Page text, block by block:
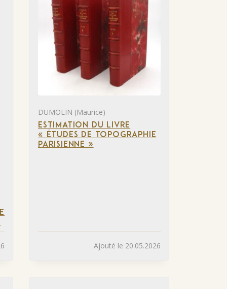
DUMOLIN (Maurice)
ESTIMATION DU LIVRE
« ÉTUDES DE TOPOGRAPHIE
PARISIENNE »
Ajouté le 20.05.2026